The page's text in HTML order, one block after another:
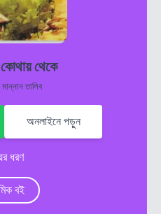
থেকে
তালিব
অনলাইনে পড়ুন
ধরণ
বই